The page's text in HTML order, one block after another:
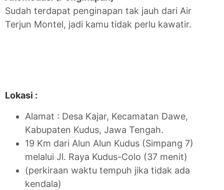
Sudah terdapat penginapan tak jauh dari Air
Terjun Montel, jadi kamu tidak perlu kawatir.
Lokasi :
Alamat : Desa Kajar, Kecamatan Dawe,
Kabupaten Kudus, Jawa Tengah.
19 Km dari Alun Alun Kudus (Simpang 7)
melalui Jl. Raya Kudus-Colo (37 menit)
(perkiraan waktu tempuh jika tidak ada
kendala)